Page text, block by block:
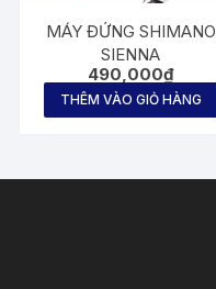
MÁY ĐỨNG SHIMANO
SIENNA
490,000₫
THÊM VÀO GIỎ HÀNG